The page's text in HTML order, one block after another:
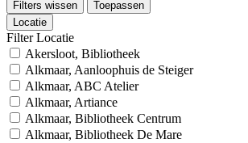
Filters wissen
Toepassen
Locatie
Filter Locatie
Akersloot, Bibliotheek
Alkmaar, Aanloophuis de Steiger
Alkmaar, ABC Atelier
Alkmaar, Artiance
Alkmaar, Bibliotheek Centrum
Alkmaar, Bibliotheek De Mare